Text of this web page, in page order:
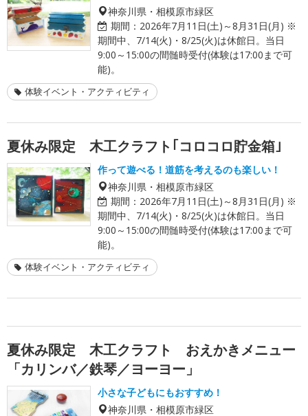
神奈川県・相模原市緑区
期間： 2026年7月11日(土)～8月31日(月) ※
期間中、7/14(火)・8/25(火)は休館日。当日
9:00～15:00の間髄時受付(体験は17:00まで可
能)。
体験イベント・アクティビティ
夏休み限定 木工クラフト｢コロコロ貯金箱｣
作って遊べる！道筋を考えるのも楽しい！
神奈川県・相模原市緑区
期間： 2026年7月11日(土)～8月31日(月) ※
期間中、7/14(火)・8/25(火)は休館日。当日
9:00～15:00の間髄時受付(体験は17:00まで可
能)。
体験イベント・アクティビティ
夏休み限定 木工クラフト おえかきメニュー
「カリンバ／鉄琴／ヨーヨー」
小さな子どもにもおすすめ！
神奈川県・相模原市緑区